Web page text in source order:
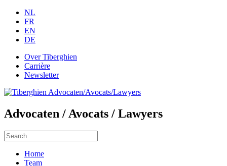
NL
FR
EN
DE
Over Tiberghien
Carrière
Newsletter
Advocaten / Avocats / Lawyers
Home
Team